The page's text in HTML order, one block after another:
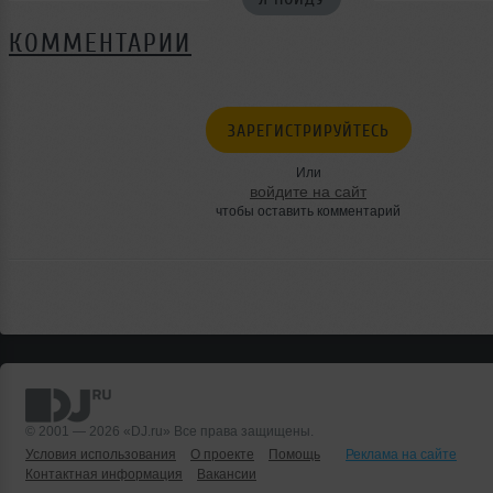
КОММЕНТАРИИ
ЗАРЕГИСТРИРУЙТЕСЬ
Или
войдите на сайт
чтобы оставить комментарий
© 2001 — 2026 «DJ.ru» Все права защищены.
Условия использования
О проекте Помощь
Реклама на сайте
Контактная информация
Вакансии